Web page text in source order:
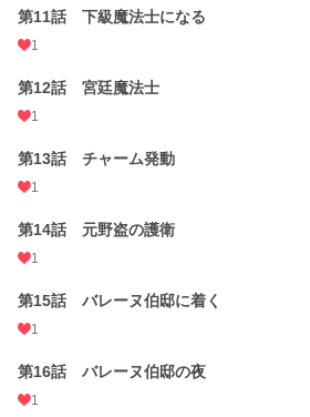
第11話 下級魔法士になる
1
第12話 宮廷魔法士
1
第13話 チャーム発動
1
第14話 元野盗の護衛
1
第15話 バレーヌ伯邸に着く
1
第16話 バレーヌ伯邸の夜
1